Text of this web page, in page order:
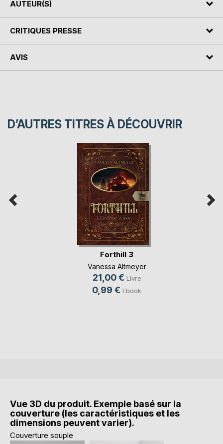
AUTEUR(S)
CRITIQUES PRESSE
AVIS
D’AUTRES TITRES À DÉCOUVRIR
Forthill 3
Vanessa Altmeyer
21,00 € Livre
0,99 € Ebook
Vue 3D du produit. Exemple basé sur la
couverture (les caractéristiques et les
dimensions peuvent varier).
Couverture souple